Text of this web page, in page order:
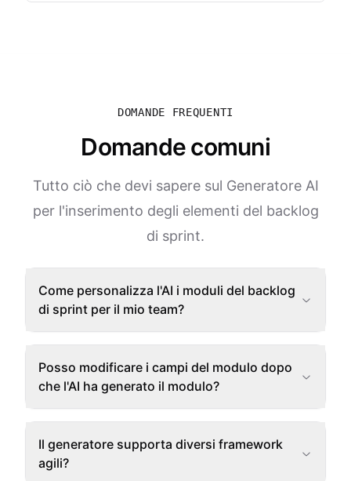
DOMANDE FREQUENTI
Domande comuni
Tutto ciò che devi sapere sul Generatore AI
per l'inserimento degli elementi del backlog
di sprint.
Come personalizza l'AI i moduli del backlog
di sprint per il mio team?
Posso modificare i campi del modulo dopo
che l'AI ha generato il modulo?
Il generatore supporta diversi framework
agili?